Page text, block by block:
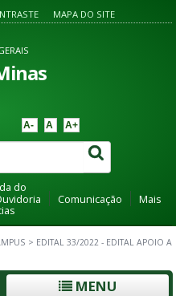
MAPA DO SITE
A- A A+
do
Comunicação
Mais
> EDITAL 33/2022 - EDITAL APOIO A
MENU